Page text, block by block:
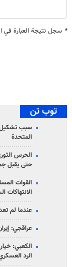
* سجل نتيجة العبارة في
توب تن
سبب تشكيل
المتحدة
الحرس
حتى يقبل
القوات
الانتهاكات
عندما لم
عراقجي:
الكعبي:
الرد